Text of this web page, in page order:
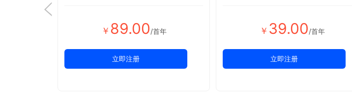
￥ 89.00/首年
立即注册
￥ 39.00/首年
立即注册